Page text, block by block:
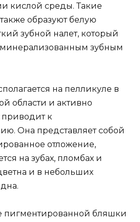
кислой среды. Такие
образуют белую
зубной налет, который
зубным
на пелликуле в
области и активно
приводит к
Она представляет собой
отложение,
на зубах, пломбах и
и в небольших
пигментированной бляшки